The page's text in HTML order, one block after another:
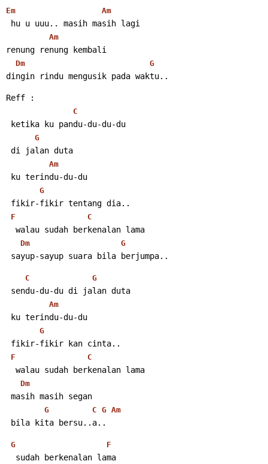
Em Am
hu u uuu.. masih masih lagi
Am
renung renung kembali
Dm G
dingin rindu mengusik pada waktu..
Reff :
C
ketika ku pandu-du-du-du
G
di jalan duta
Am
ku terindu-du-du
G
fikir-fikir tentang dia..
F C
  walau sudah berkenalan lama
Dm G
sayup-sayup suara bila berjumpa..
C G
sendu-du-du di jalan duta
Am
ku terindu-du-du
G
fikir-fikir kan cinta..
F C
  walau sudah berkenalan lama
Dm
masih masih segan
G C G Am
bila kita bersu..a..
G F
  sudah berkenalan lama